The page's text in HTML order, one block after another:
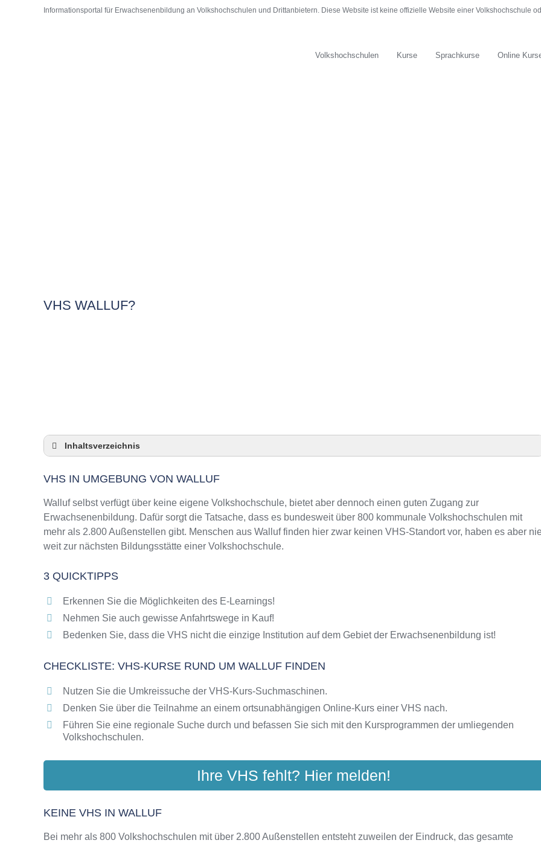
Informationsportal für Erwachsenenbildung an Volkshochschulen und Drittanbietern. Diese Website ist keine offizielle Website einer Volkshochschule
Volkshochschulen Kurse Sprachkurse Online
VHS WALLUF?
Inhaltsverzeichnis
3 Quicktipps
Checkliste: VHS-Kurse rund um Walluf finden
Keine VHS in Walluf
Online-Kurse: Pro und Contra
Online-Kurse als alternative Angebote zu VHS-Kursen
Das bundesweite Netzwerk der Volkshochschulen
Abendschulen rund um Walluf
Checkliste: So erkennen Sie gute Bildungsangebote der VHS
VHS IN UMGEBUNG VON WALLUF
Walluf selbst verfügt über keine eigene Volkshochschule, bietet aber dennoch einen guten Zugang zur
Erwachsenenbildung. Dafür sorgt die Tatsache, dass es bundesweit über 800 kommunale Volkshochschulen mit
mehr als 2.800 Außenstellen gibt. Menschen aus Walluf finden hier zwar keinen VHS-Standort vor, haben es aber
weit zur nächsten Bildungsstätte einer Volkshochschule.
3 QUICKTIPPS
Erkennen Sie die Möglichkeiten des E-Learnings!
Nehmen Sie auch gewisse Anfahrtswege in Kauf!
Bedenken Sie, dass die VHS nicht die einzige Institution auf dem Gebiet der Erwachsenenbildung ist!
CHECKLISTE: VHS-KURSE RUND UM WALLUF FINDEN
Nutzen Sie die Umkreissuche der VHS-Kurs-Suchmaschinen.
Denken Sie über die Teilnahme an einem ortsunabhängigen Online-Kurs einer VHS nach.
Führen Sie eine regionale Suche durch und befassen Sie sich mit den Kursprogrammen der umliegenden
Volkshochschulen.
Ihre VHS fehlt? Hier melden!
KEINE VHS IN WALLUF
Bei mehr als 800 Volkshochschulen mit über 2.800 Außenstellen entsteht zuweilen der Eindruck, das gesamte